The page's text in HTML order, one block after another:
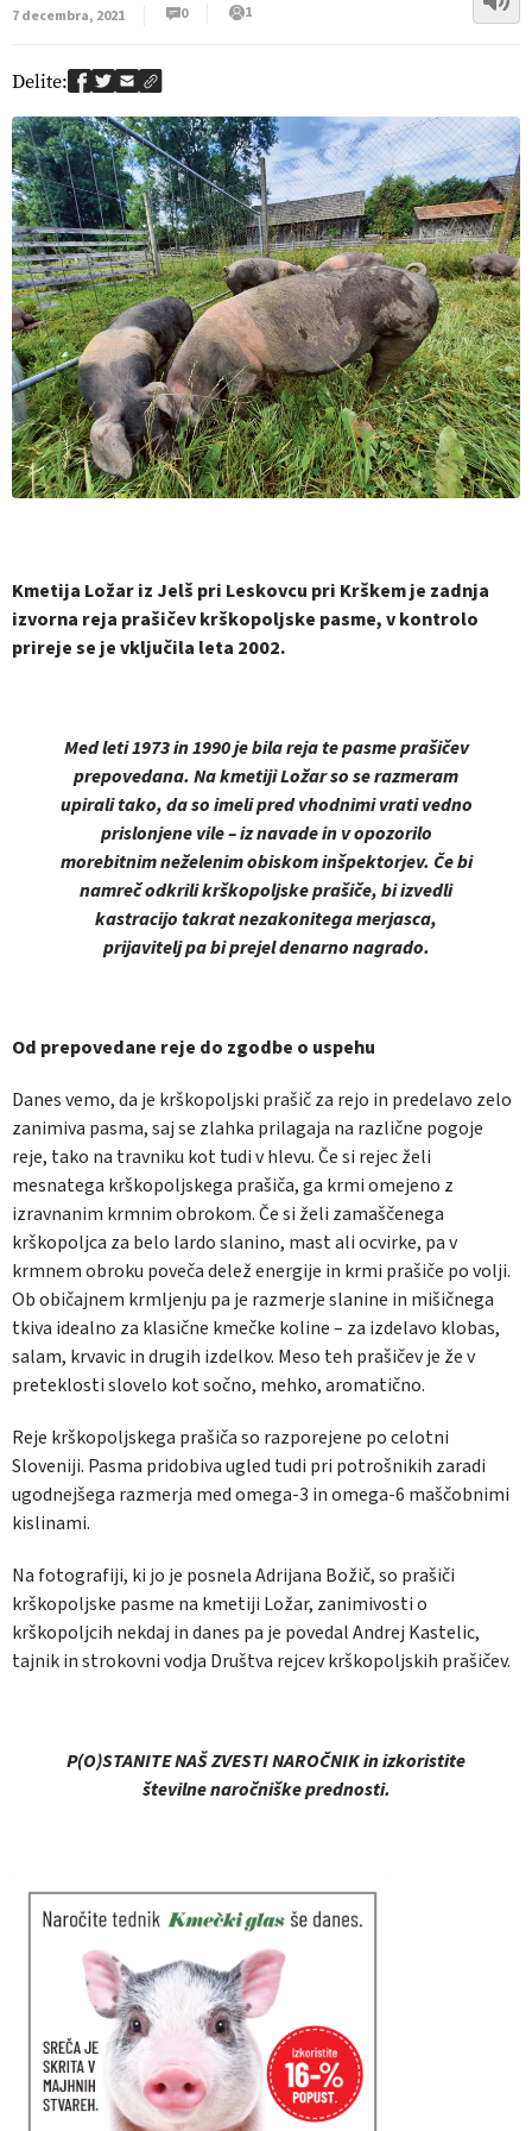
7 decembra, 2021
0 1
Delite:
Kmetija Ložar iz Jelš pri Leskovcu pri Krškem je zadnja
izvorna reja prašičev krškopoljske pasme, v kontrolo
prireje se je vključila leta 2002.
Med leti 1973 in 1990 je bila reja te pasme prašičev
prepovedana. Na kmetiji Ložar so se razmeram
upirali tako, da so imeli pred vhodnimi vrati vedno
prislonjene vile – iz navade in v opozorilo
morebitnim neželenim obiskom inšpektorjev. Če bi
namreč odkrili krškopoljske prašiče, bi izvedli
kastracijo takrat nezakonitega merjasca,
prijavitelj pa bi prejel denarno nagrado.
Od prepovedane reje do zgodbe o uspehu
Danes vemo, da je krškopoljski prašič za rejo in predelavo zelo
zanimiva pasma, saj se zlahka prilagaja na različne pogoje
reje, tako na travniku kot tudi v hlevu. Če si rejec želi
mesnatega krškopoljskega prašiča, ga krmi omejeno z
izravnanim krmnim obrokom. Če si želi zamaščenega
krškopoljca za belo lardo slanino, mast ali ocvirke, pa v
krmnem obroku poveča delež energije in krmi prašiče po volji.
Ob običajnem krmljenju pa je razmerje slanine in mišičnega
tkiva idealno za klasične kmečke koline – za izdelavo klobas,
salam, krvavic in drugih izdelkov. Meso teh prašičev je že v
preteklosti slovelo kot sočno, mehko, aromatično.
Reje krškopoljskega prašiča so razporejene po celotni
Sloveniji. Pasma pridobiva ugled tudi pri potrošnikih zaradi
ugodnejšega razmerja med omega-3 in omega-6 maščobnimi
kislinami.
Na fotografiji, ki jo je posnela Adrijana Božič, so prašiči
krškopoljske pasme na kmetiji Ložar, zanimivosti o
krškopoljcih nekdaj in danes pa je povedal Andrej Kastelic,
tajnik in strokovni vodja Društva rejcev krškopoljskih prašičev.
P(O)STANITE NAŠ ZVESTI NAROČNIKin izkoristite
številne naročniške prednosti.